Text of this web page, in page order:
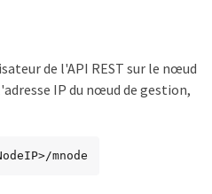
de l'API REST sur le nœud
IP du nœud de gestion,
mnode